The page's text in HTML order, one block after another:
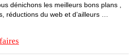
dénichons les meilleurs bons plans ,
réductions du web et d’ailleurs …